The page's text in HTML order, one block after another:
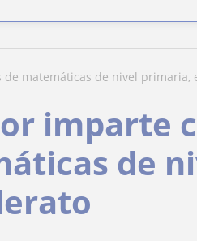
de matemáticas de nivel primaria,
imparte
de